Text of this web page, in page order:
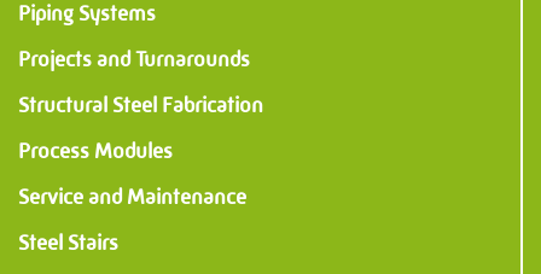
Piping Systems
Projects and Turnarounds
Structural Steel Fabrication
Process Modules
Service and Maintenance
Steel Stairs